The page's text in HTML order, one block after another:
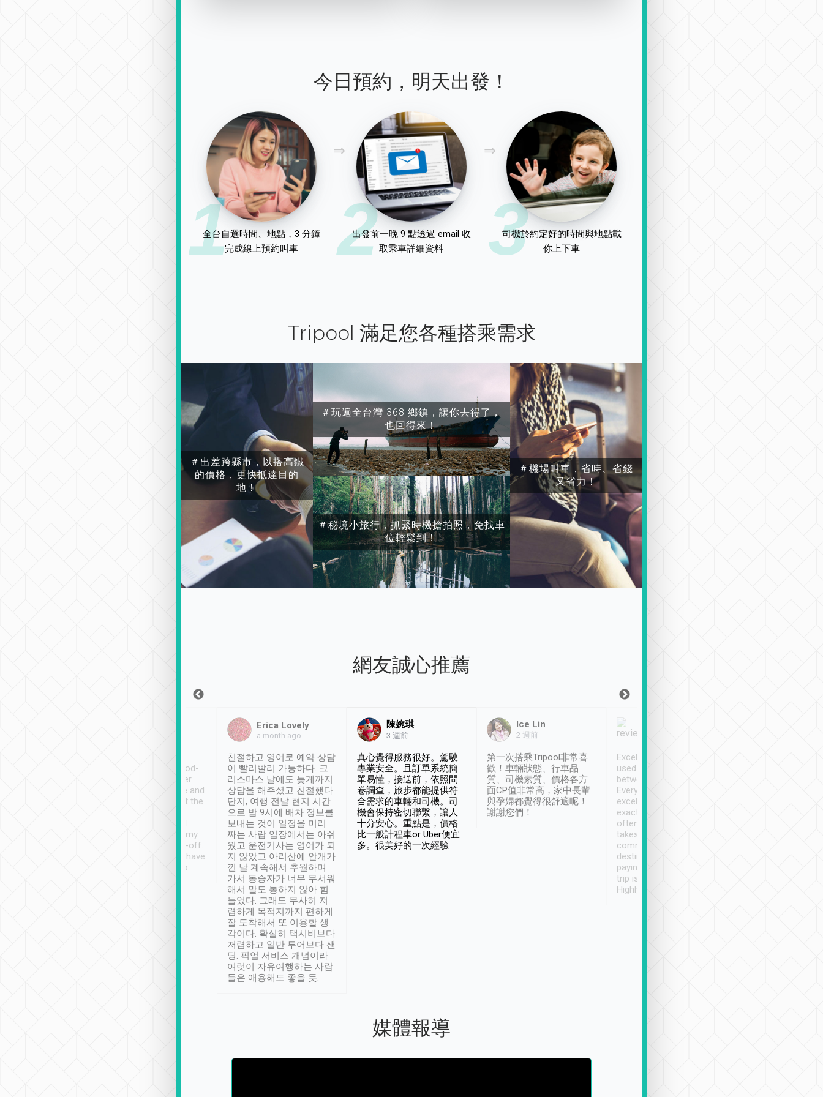
今日預約，明天出發！
1
全台自選時間、地點，3 分鐘
完成線上預約叫車
2
出發前一晚 9 點透過 email 收
取乘車詳細資料
3
司機於約定好的時間與地點載
你上下車
Tripool 滿足您各種搭乘需求
＃出差跨縣市，以搭高鐵
的價格，更快抵達目的
地！
＃玩遍全台灣 368 鄉鎮，讓你去得了，
也回得來！
＃秘境小旅行，抓緊時機搶拍照，免找車
位輕鬆到！
＃機場叫車，省時、省錢
又省力！
網友誠心推薦
service, vehicles in good-
condition and the driver
service was awesome and
thoughtful. Driver went the
have safely arrived at my
destination after drop-off.
Definitely something I have
not seen elsewhere 👍
Erica Lovely
a month ago
친절하고 영어로 예약 상담
이 빨리빨리 가능하다. 크
리스마스 날에도 늦게까지
상담을 해주셨고 친절했다.
단지, 여행 전날 현지 시간
으로 밤 9시에 배차 정보를
보내는 것이 일정을 미리
짜는 사람 입장에서는 아쉬
웠고 운전기사는 영어가 되
지 않았고 아리산에 안개가
낀 날 계속해서 추월하며
가서 동승자가 너무 무서워
해서 말도 통하지 않아 힘
들었다. 그래도 무사히 저
렴하게 목적지까지 편하게
잘 도착해서 또 이용할 생
각이다. 확실히 택시비보다
저렴하고 일반 투어보다 샌
딩. 픽업 서비스 개념이라
여럿이 자유여행하는 사람
들은 애용해도 좋을 듯.
陳婉琪
3 週前
真心覺得服務很好。駕駛
專業安全。且訂單系統簡
單易懂，接送前，依照問
卷調查，旅步都能提供符
合需求的車輛和司機。司
機會保持密切聯繫，讓人
十分安心。重點是，價格
比一般計程車or Uber便宜
多。很美好的一次經驗
Ice Lin
2 週前
第一次搭乘Tripool非常喜
歡！車輛狀態、行車品
質、司機素質、價格各方
面CP值非常高，家中長輩
與孕婦都覺得很舒適呢！
謝謝您們！
Excellent service. We have
used Tripool to travel
between cities in Taiwan.
Every driver has been
excellent and arrives
exactly on time. As there is
often limited English it
takes the difficulty out of
communicating the
destination details and
paying online prior to the
trip is very convenient.
Highly recommended
媒體報導